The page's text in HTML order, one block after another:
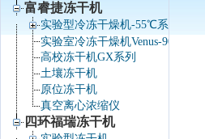
富睿捷冻干机
实验型冷冻干燥机-55℃系列
实验室冷冻干燥机Venus-90℃系列
高校冻干机GX系列
土壤冻干机
原位冻干机
真空离心浓缩仪
四环福瑞冻干机